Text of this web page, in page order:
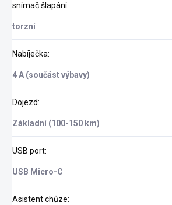
snímač šlapání:
torzní
Nabíječka:
4 A (součást výbavy)
Dojezd:
Základní (100-150 km)
USB port:
USB Micro-C
Asistent chůze: